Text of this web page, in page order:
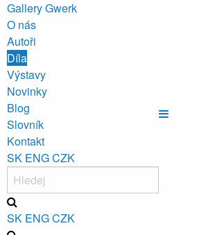
Gallery Gwerk
O nás
Autoři
Díla
Výstavy
Novinky
Blog
Slovník
Kontakt
SK ENGCZK
SK ENGCZK